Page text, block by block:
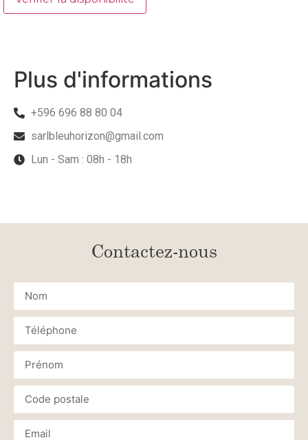
Plus d'informations
+596 696 88 80 04
sarlbleuhorizon@gmail.com
Lun - Sam : 08h - 18h
Contactez-nous